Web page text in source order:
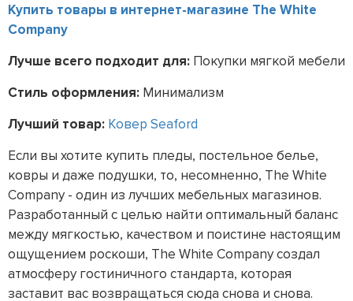
Купить товары в интернет-магазине The White
Company
Лучше всего подходит для: Покупки мягкой мебели
Стиль оформления: Минимализм
Лучший товар: Ковер Seaford
Если вы хотите купить пледы, постельное белье,
ковры и даже подушки, то, несомненно, The White
Company - один из лучших мебельных магазинов.
Разработанный с целью найти оптимальный баланс
между мягкостью, качеством и поистине настоящим
ощущением роскоши, The White Company создал
атмосферу гостиничного стандарта, которая
заставит вас возвращаться сюда снова и снова.